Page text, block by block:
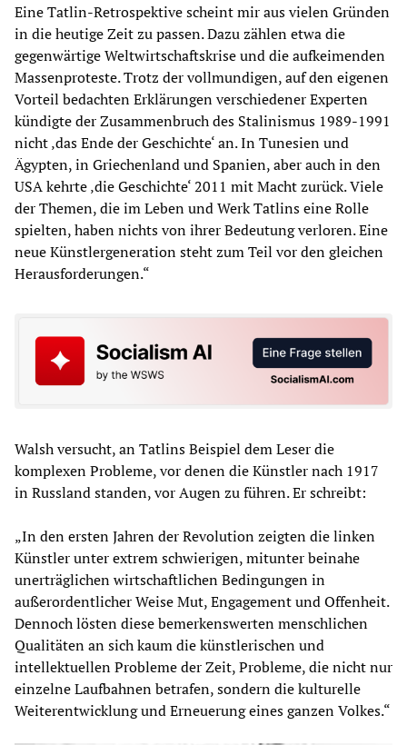
Eine Tatlin-Retrospektive scheint mir aus vielen Gründen
in die heutige Zeit zu passen. Dazu zählen etwa die
gegenwärtige Weltwirtschaftskrise und die aufkeimenden
Massenproteste. Trotz der vollmundigen, auf den eigenen
Vorteil bedachten Erklärungen verschiedener Experten
kündigte der Zusammenbruch des Stalinismus 1989-1991
nicht ‚das Ende der Geschichte‘ an. In Tunesien und
Ägypten, in Griechenland und Spanien, aber auch in den
USA kehrte ‚die Geschichte‘ 2011 mit Macht zurück. Viele
der Themen, die im Leben und Werk Tatlins eine Rolle
spielten, haben nichts von ihrer Bedeutung verloren. Eine
neue Künstlergeneration steht zum Teil vor den gleichen
Herausforderungen.“
Walsh versucht, an Tatlins Beispiel dem Leser die
komplexen Probleme, vor denen die Künstler nach 1917
in Russland standen, vor Augen zu führen. Er schreibt:
„In den ersten Jahren der Revolution zeigten die linken
Künstler unter extrem schwierigen, mitunter beinahe
unerträglichen wirtschaftlichen Bedingungen in
außerordentlicher Weise Mut, Engagement und Offenheit.
Dennoch lösten diese bemerkenswerten menschlichen
Qualitäten an sich kaum die künstlerischen und
intellektuellen Probleme der Zeit, Probleme, die nicht nur
einzelne Laufbahnen betrafen, sondern die kulturelle
Weiterentwicklung und Erneuerung eines ganzen Volkes.“